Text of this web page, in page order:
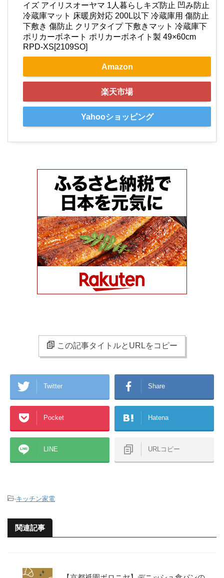
イズ アイリスオーヤマ 1人暮らしキズ防止 凹み防止
冷蔵庫マット 床暖房対応 200L以下 冷蔵庫用 傷防止
下敷き 傷防止 クリアタイプ 下敷きマット 冷蔵庫下
ポリカーボネート ポリカーボネイト製 49×60cm
RPD-XS[2109SO]
Amazon
楽天市場
Yahooショッピング
この記事タイトルとURLをコピー
Twitter Share
Pocket Hatena
LINE URLコピー
-キッチン家電
関連記事